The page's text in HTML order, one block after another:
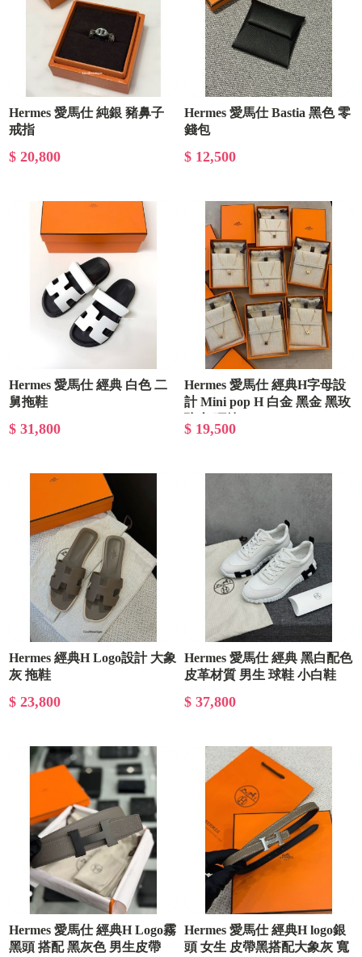
Hermes 愛馬仕 純銀 豬鼻子
戒指
$ 20,800
Hermes 愛馬仕 Bastia 黑色 零
錢包
$ 12,500
Hermes 愛馬仕 經典 白色 二
舅拖鞋
$ 31,800
Hermes 愛馬仕 經典H字母設
計 Mini pop H 白金 黑金 黑玫
$ 19,500
Hermes 經典H Logo設計 大象
灰 拖鞋
$ 23,800
Hermes 愛馬仕 經典 黑白配色
皮革材質 男生 球鞋 小白鞋
$ 37,800
Hermes 愛馬仕 經典H Logo霧
黑頭 搭配 黑灰色 男生皮帶
Hermes 愛馬仕 經典H logo銀
頭 女生 皮帶黑搭配大象灰 寬